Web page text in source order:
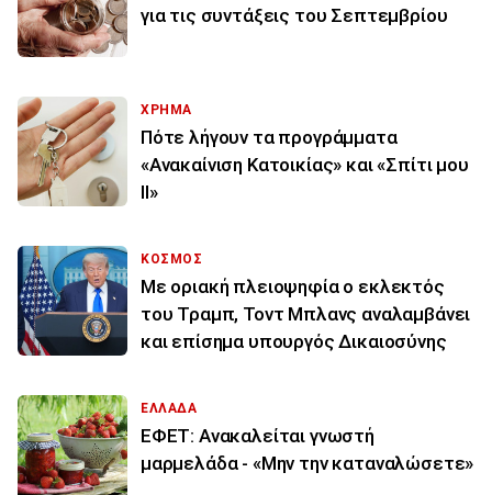
για τις συντάξεις του Σεπτεμβρίου
ΧΡΗΜΑ
Πότε λήγουν τα προγράμματα
«Ανακαίνιση Κατοικίας» και «Σπίτι μου
ΙΙ»
ΚΟΣΜΟΣ
Με οριακή πλειοψηφία ο εκλεκτός
του Τραμπ, Τοντ Μπλανς αναλαμβάνει
και επίσημα υπουργός Δικαιοσύνης
ΕΛΛΑΔΑ
ΕΦΕΤ: Ανακαλείται γνωστή
μαρμελάδα - «Μην την καταναλώσετε»